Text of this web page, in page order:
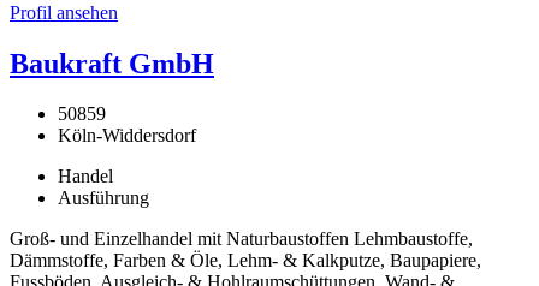
Profil ansehen
Baukraft GmbH
50859
Köln-Widdersdorf
Handel
Ausführung
Groß- und Einzelhandel mit Naturbaustoffen Lehmbaustoffe,
Dämmstoffe, Farben & Öle, Lehm- & Kalkputze, Baupapiere,